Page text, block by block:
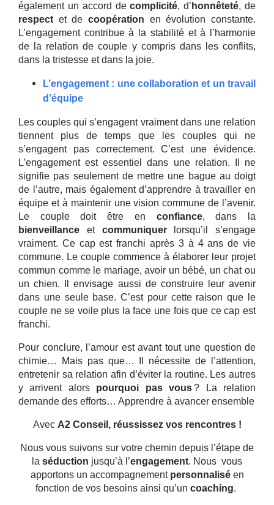
également un accord decomplicité, d’ honnêteté, de
respect et de coopération en évolution constante.
L’engagement contribue à la stabilité et à l’harmonie
de la relation de couple y compris dans les conflits,
dans la tristesse et dans la joie.
L’engagement : une collaboration et un travail
d’équipe
Les couples qui s’engagent vraiment dans une relation
tiennent plus de temps que les couples qui ne
s’engagent pas correctement. C’est une évidence.
L’engagement est essentiel dans une relation. Il ne
signifie pas seulement de mettre une bague au doigt
de l’autre, mais également d’apprendre à travailler en
équipe et à maintenir une vision commune de l’avenir.
Le couple doit être en confiance, dans la
bienveillance et communiquerlorsqu’il s’engage
vraiment. Ce cap est franchi après 3 à 4 ans de vie
commune. Le couple commence à élaborer leur projet
commun comme le mariage, avoir un bébé, un chat ou
un chien. Il envisage aussi de construire leur avenir
dans une seule base. C’est pour cette raison que le
couple ne se voile plus la face une fois que ce cap est
franchi.
Pour conclure, l’amour est avant tout une question de
chimie… Mais pas que… Il nécessite de l’attention,
entretenir sa relation afin d’éviter la routine. Les autres
y arrivent alors pourquoi pas vous? La relation
demande des efforts… Apprendre à avancer ensemble
Avec A2 Conseil, réussissez vos rencontres !
Nous vous suivons sur votre chemin depuis l’étape de
la séduction jusqu’à l’engagement. Nous vous
apportons un accompagnement personnaliséen
fonction de vos besoins ainsi qu’un coaching.